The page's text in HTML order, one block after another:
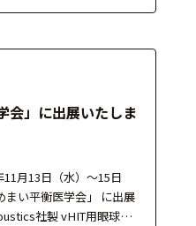
会」に出展いたしま
月13日（水）～15日
まい平衡医学会」 に出展
社製 vHIT用眼球運